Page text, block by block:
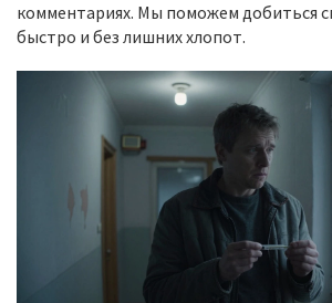
комментариях. Мы поможем добиться
быстро и без лишних хлопот.